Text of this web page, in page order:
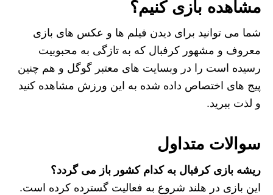
مشاهده بازی کنیم؟
شما می توانید برای دیدن فیلم ها و عکس های بازی
معروف و مشهور کرفبال که به تازگی به محبوبیت
رسیده است را در وبسایت های معتبر گوگل و هم چنین
پیج های اختصاص داده شده به این ورزش مشاهده کنید
و لذت ببرید.
سوالات متداول
ریشه بازی کرفبال به کدام کشور باز می گردد؟
این بازی در هلند شروع به فعالیت گسترده کرده است.